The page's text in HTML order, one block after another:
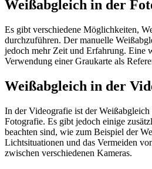
Weißabgleich in der
Es gibt verschiedene Möglichkeiten,
durchzuführen. Der manuelle
jedoch mehr Zeit und Erfahrung. Eine
Verwendung einer Graukarte als
Weißabgleich in der
In der Videografie ist der
Fotografie. Es gibt jedoch einige
beachten sind, wie zum Beispiel der
Lichtsituationen und das Vermeiden
zwischen verschiedenen Kameras.